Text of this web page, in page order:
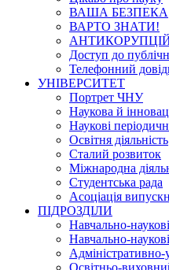
ВАША БЕЗПЕКА
ВАРТО ЗНАТИ!
Доступ до
Телефонний
УНІВЕРСИТЕТ
Портрет ЧНУ
Наукова й
Наукові
Освітня діяльність
Сталий розвиток
Міжнародна
Студентська рада
Асоціація
ПІДРОЗДІЛИ
Навчально-
Навчально-
Адміністративно-
Освітньо-